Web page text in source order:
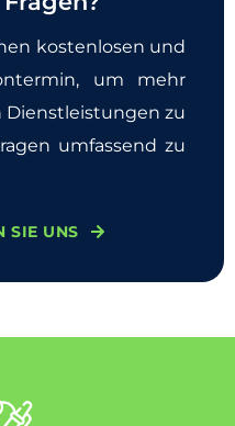
kostenlosen und
um mehr
Dienstleistungen zu
umfassend zu
SIE UNS